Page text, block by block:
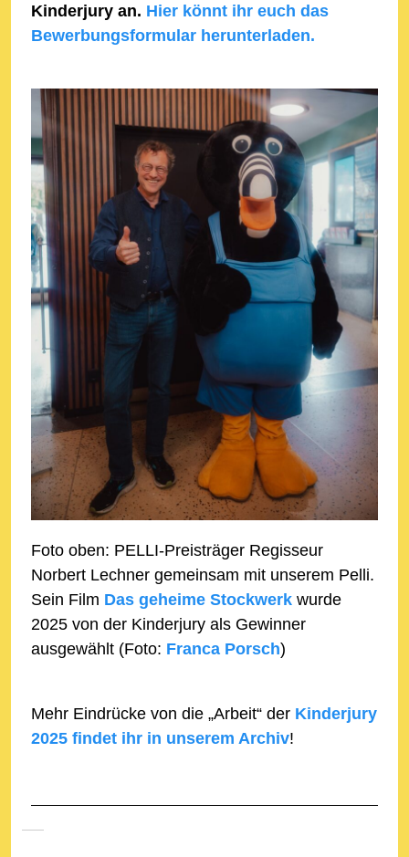
Kinderjury an. Hier könnt ihr euch das
Bewerbungsformular herunterladen.
Foto oben: PELLI-Preisträger Regisseur
Norbert Lechner gemeinsam mit unserem Pelli.
Sein Film Das geheime Stockwerk wurde
2025 von der Kinderjury als Gewinner
ausgewählt (Foto: Franca Porsch)
Mehr Eindrücke von die „Arbeit“ der Kinderjury
2025 findet ihr in unserem Archiv!